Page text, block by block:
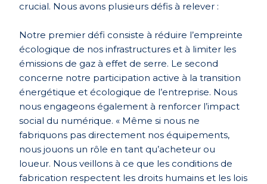
crucial. Nous avons plusieurs défis à relever :
Notre premier défi consiste à réduire l’empreinte
écologique de nos infrastructures et à limiter les
émissions de gaz à effet de serre. Le second
concerne notre participation active à la transition
énergétique et écologique de l’entreprise. Nous
nous engageons également à renforcer l’impact
social du numérique. « Même si nous ne
fabriquons pas directement nos équipements,
nous jouons un rôle en tant qu’acheteur ou
loueur. Nous veillons à ce que les conditions de
fabrication respectent les droits humains et les lois